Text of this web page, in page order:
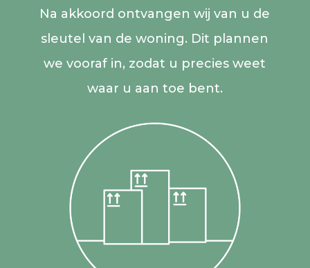
Na akkoord ontvangen wij van u de
sleutel van de woning. Dit plannen
we vooraf in, zodat u precies weet
waar u aan toe bent.